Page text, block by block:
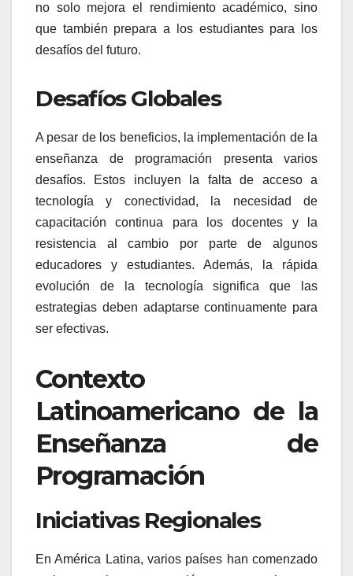
no solo mejora el rendimiento académico, sino
que también prepara a los estudiantes para los
desafíos del futuro.
Desafíos Globales
A pesar de los beneficios, la implementación de la
enseñanza de programación presenta varios
desafíos. Estos incluyen la falta de acceso a
tecnología y conectividad, la necesidad de
capacitación continua para los docentes y la
resistencia al cambio por parte de algunos
educadores y estudiantes. Además, la rápida
evolución de la tecnología significa que las
estrategias deben adaptarse continuamente para
ser efectivas.
Contexto
Latinoamericano de la
Enseñanza de
Programación
Iniciativas Regionales
En América Latina, varios países han comenzado